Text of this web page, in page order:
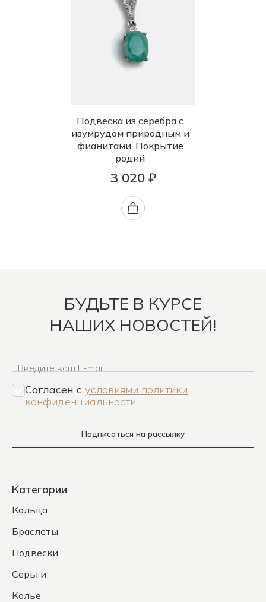
Подвеска из серебра с
изумрудом природным и
фианитами. Покрытие
родий
3 020 ₽
БУДЬТЕ В КУРСЕ
НАШИХ НОВОСТЕЙ!
Введите ваш E-mail
Согласен c условиями политики
конфиденциальности
Подписаться на рассылку
Категории
Кольца
Браслеты
Подвески
Серьги
Колье